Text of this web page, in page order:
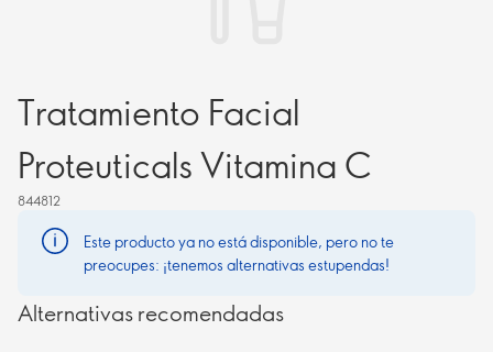
Tratamiento Facial
Proteuticals Vitamina C
844812
Este producto ya no está disponible, pero no te
preocupes: ¡tenemos alternativas estupendas!
Alternativas recomendadas